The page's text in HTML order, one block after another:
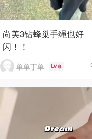
尚美3钻蜂巢手绳也好
闪！！
单单丁单 6